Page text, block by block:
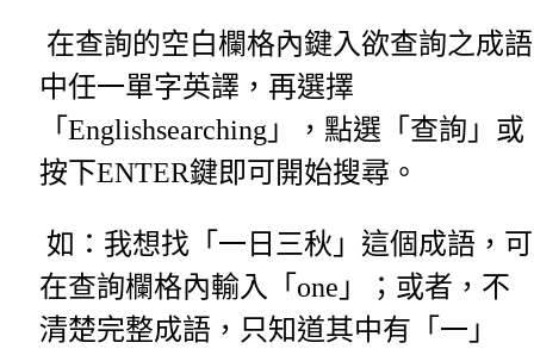
在查詢的空白欄格內鍵入欲查詢之成語
中任一單字英譯，再選擇
「Englishsearching」，點選「查詢」或
按下ENTER鍵即可開始搜尋。
如：我想找「一日三秋」這個成語，可
在查詢欄格內輸入「one」；或者，不
清楚完整成語，只知道其中有「一」